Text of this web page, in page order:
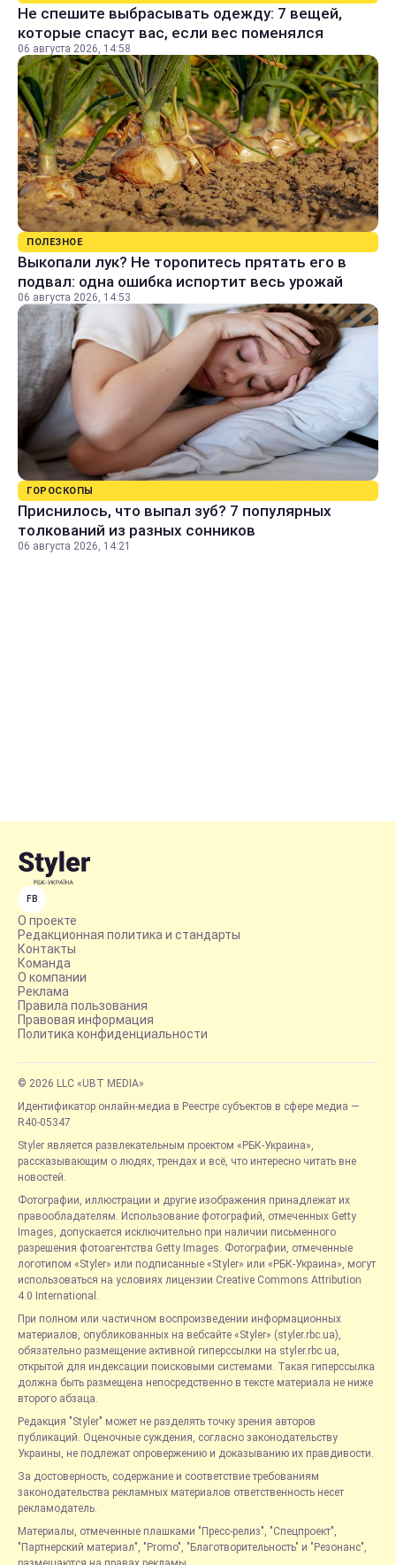
Не спешите выбрасывать одежду: 7 вещей,
которые спасут вас, если вес поменялся
06 августа 2026, 14:58
ПОЛЕЗНОЕ
Выкопали лук? Не торопитесь прятать его в
подвал: одна ошибка испортит весь урожай
06 августа 2026, 14:53
ГОРОСКОПЫ
Приснилось, что выпал зуб? 7 популярных
толкований из разных сонников
06 августа 2026, 14:21
FB
О проекте
Редакционная политика и стандарты
Контакты
Команда
О компании
Реклама
Правила пользования
Правовая информация
Политика конфиденциальности
© 2026 LLC «UBT MEDIA»
Идентификатор онлайн-медиа в Реестре субъектов в сфере медиа —
R40-05347
Styler является развлекательным проектом «РБК-Украина»,
рассказывающим о людях, трендах и всё, что интересно читать вне
новостей.
Фотографии, иллюстрации и другие изображения принадлежат их
правообладателям. Использование фотографий, отмеченных Getty
Images, допускается исключительно при наличии письменного
разрешения фотоагентства Getty Images. Фотографии, отмеченные
логотипом «Styler» или подписанные «Styler» или «РБК-Украина», могут
использоваться на условиях лицензии Creative Commons Attribution
4.0 International.
При полном или частичном воспроизведении информационных
материалов, опубликованных на вебсайте «Styler» (styler.rbc.ua),
обязательно размещение активной гиперссылки на styler.rbc.ua,
открытой для индексации поисковыми системами. Такая гиперссылка
должна быть размещена непосредственно в тексте материала не ниже
второго абзаца.
Редакция "Styler" может не разделять точку зрения авторов
публикаций. Оценочные суждения, согласно законодательству
Украины, не подлежат опровержению и доказыванию их правдивости.
За достоверность, содержание и соответствие требованиям
законодательства рекламных материалов ответственность несет
рекламодатель.
Материалы, отмеченные плашками "Пресс-релиз", "Спецпроект",
"Партнерский материал", "Promo", "Благотворительность" и "Резонанс",